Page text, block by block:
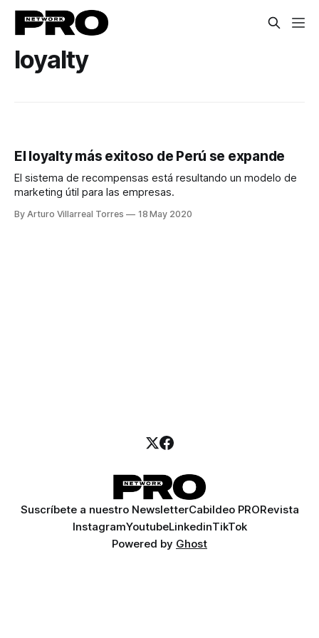
loyalty
El loyalty más exitoso de Perú se expande
El sistema de recompensas está resultando un modelo de
marketing útil para las empresas.
By Arturo Villarreal Torres 18 May 2020
Suscríbete a nuestro NewsletterCabildeo PRORevista
InstagramYoutubeLinkedinTikTok
Powered by Ghost